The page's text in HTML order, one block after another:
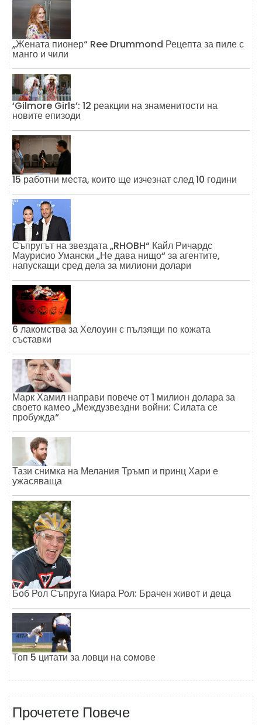
„Жената пионер“ Ree Drummond Рецепта за пиле с
манго и чили
‘Gilmore Girls’: 12 реакции на знаменитости на
новите епизоди
15 работни места, които ще изчезнат след 10 години
Съпругът на звездата „RHOBH“ Кайл Ричардс
Маурисио Умански „Не дава нищо“ за агентите,
напускащи сред дела за милиони долари
6 лакомства за Хелоуин с пълзящи по кожата
съставки
Марк Хамил направи повече от 1 милион долара за
своето камео „Междузвездни войни: Силата се
пробужда“
Тази снимка на Мелания Тръмп и принц Хари е
ужасяваща
Боб Рол Съпруга Киара Рол: Брачен живот и деца
Топ 5 цитати за ловци на сомове
Прочетете Повече